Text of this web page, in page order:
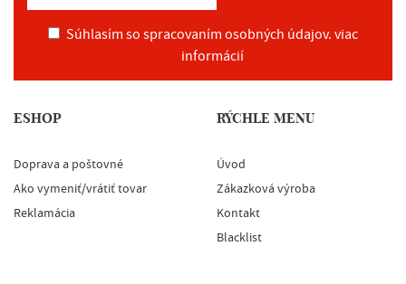
Súhlasím so spracovaním osobných údajov. viac
informácií
ESHOP
Doprava a poštovné
Ako vymeniť/vrátiť tovar
Reklamácia
RÝCHLE MENU
Úvod
Zákazková výroba
Kontakt
Blacklist